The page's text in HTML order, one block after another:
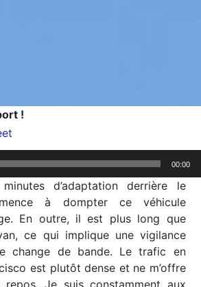
!
00:00
d’adaptation derrière le
à dompter ce véhicule
En outre, il est plus long que
ce qui implique une vigilance
change de bande. Le trafic en
est plutôt dense et ne m’offre
Je suis constamment aux